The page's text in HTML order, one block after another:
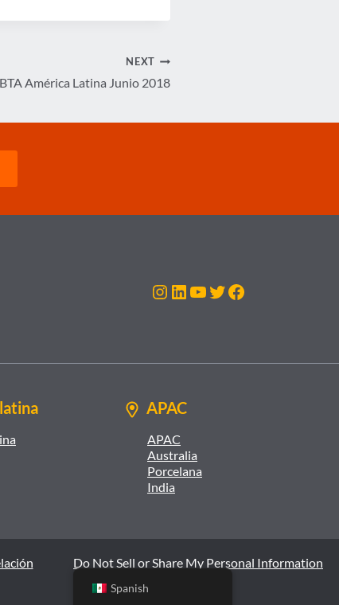
NEXT
América Latina Junio 2018
Instagram
LinkedIn
YouTube
Twitter
Facebook
APAC
APAC
Australia
Porcelana
India
Do Not Sell or Share My Personal Information
Spanish